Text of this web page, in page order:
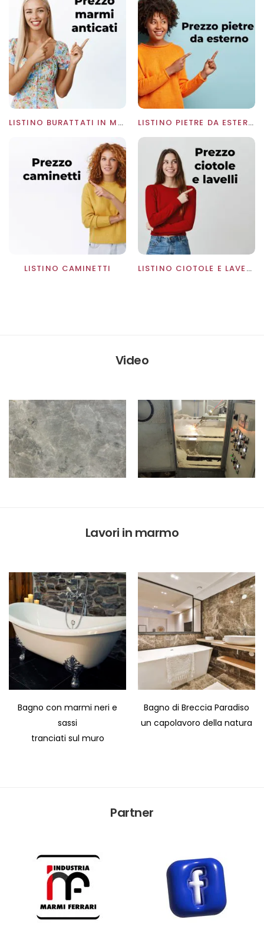
LISTINO BURATTATI IN MARMO LISTINO PIETRE DA ESTERNO
LISTINO CAMINETTI LISTINO CIOTOLE E LAVELLI
Video
Lavori in marmo
Bagno con marmi neri e
sassi
tranciati sul muro
Bagno di Breccia Paradiso
un capolavoro della natura
Partner